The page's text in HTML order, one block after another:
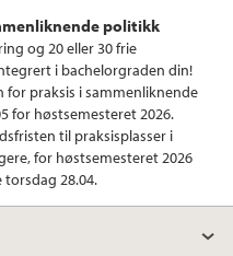
e
d
I
n
politikk
og 20 eller 30 frie
i bachelorgraden din!
for praksis i sammenliknende
for høstsemesteret 2026.
til praksisplasser i
for høstsemesteret 2026
28.04.